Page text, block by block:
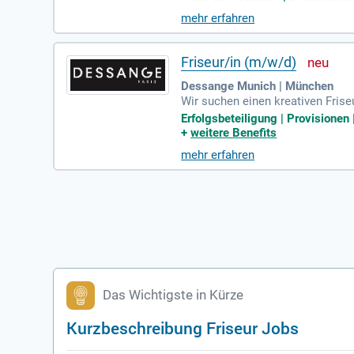
moderne Farbtechniken, die
che Beratung zu passenden
en Sie uns mit Ihrem Haar – für
mehr erfahren
Friseur/in (m/w/d)
Dessange Munich | München
Wir suchen einen kreativen
wünschenswert, ebenso wie
ng. Teamfähigkeit und
ere von einer langfristigen
Erfolgsbeteiligung |
+weitere Benefits
mehr erfahren
Das Wichtigste in Kürze
Kurzbeschreibung Friseur Jobs